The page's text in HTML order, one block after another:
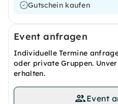
Gutschein kaufen
Event anfragen
Individuelle Termine
oder private Gruppen.
erhalten.
Event